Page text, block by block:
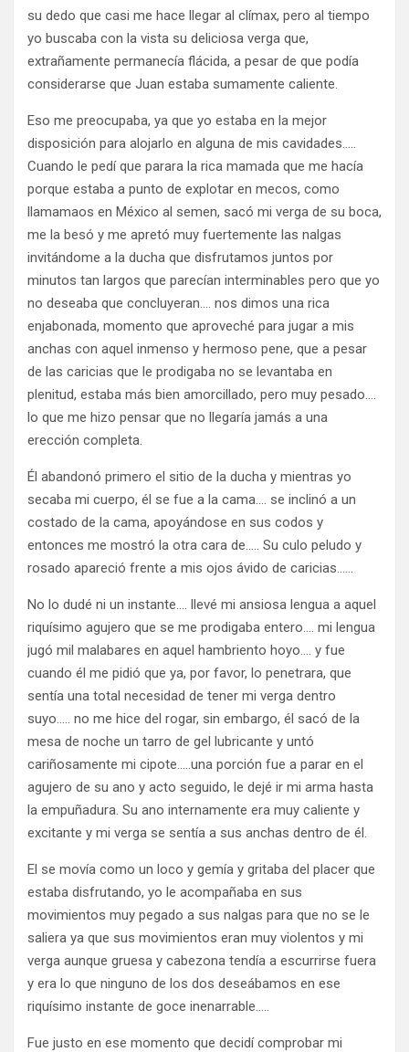
su dedo que casi me hace llegar al clímax, pero al tiempo
yo buscaba con la vista su deliciosa verga que,
extrañamente permanecía flácida, a pesar de que podía
considerarse que Juan estaba sumamente caliente.
Eso me preocupaba, ya que yo estaba en la mejor
disposición para alojarlo en alguna de mis cavidades…..
Cuando le pedí que parara la rica mamada que me hacía
porque estaba a punto de explotar en mecos, como
llamamaos en México al semen, sacó mi verga de su boca,
me la besó y me apretó muy fuertemente las nalgas
invitándome a la ducha que disfrutamos juntos por
minutos tan largos que parecían interminables pero que yo
no deseaba que concluyeran…. nos dimos una rica
enjabonada, momento que aproveché para jugar a mis
anchas con aquel inmenso y hermoso pene, que a pesar
de las caricias que le prodigaba no se levantaba en
plenitud, estaba más bien amorcillado, pero muy pesado….
lo que me hizo pensar que no llegaría jamás a una
erección completa.
Él abandonó primero el sitio de la ducha y mientras yo
secaba mi cuerpo, él se fue a la cama…. se inclinó a un
costado de la cama, apoyándose en sus codos y
entonces me mostró la otra cara de….. Su culo peludo y
rosado apareció frente a mis ojos ávido de caricias……
No lo dudé ni un instante…. llevé mi ansiosa lengua a aquel
riquísimo agujero que se me prodigaba entero…. mi lengua
jugó mil malabares en aquel hambriento hoyo…. y fue
cuando él me pidió que ya, por favor, lo penetrara, que
sentía una total necesidad de tener mi verga dentro
suyo….. no me hice del rogar, sin embargo, él sacó de la
mesa de noche un tarro de gel lubricante y untó
cariñosamente mi cipote…..una porción fue a parar en el
agujero de su ano y acto seguido, le dejé ir mi arma hasta
la empuñadura. Su ano internamente era muy caliente y
excitante y mi verga se sentía a sus anchas dentro de él.
El se movía como un loco y gemía y gritaba del placer que
estaba disfrutando, yo le acompañaba en sus
movimientos muy pegado a sus nalgas para que no se le
saliera ya que sus movimientos eran muy violentos y mi
verga aunque gruesa y cabezona tendía a escurrirse fuera
y era lo que ninguno de los dos deseábamos en ese
riquísimo instante de goce inenarrable…..
Fue justo en ese momento que decidí comprobar mi